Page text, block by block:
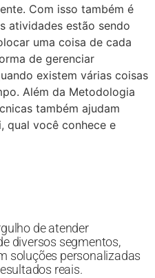
Com isso também é
atividades estão sendo
uma coisa de cada
de gerenciar
existem várias coisas
Além da Metodologia
também ajudam
qual você conhece e
de atender
diversos segmentos,
soluções personalizadas
reais.